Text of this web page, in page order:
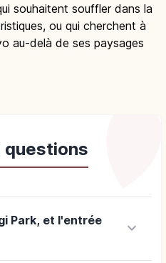
souhaitent souffler dans la
ou qui cherchent à
au-delà de ses paysages
questions
Park, et l'entrée
keyboard_arrow_down